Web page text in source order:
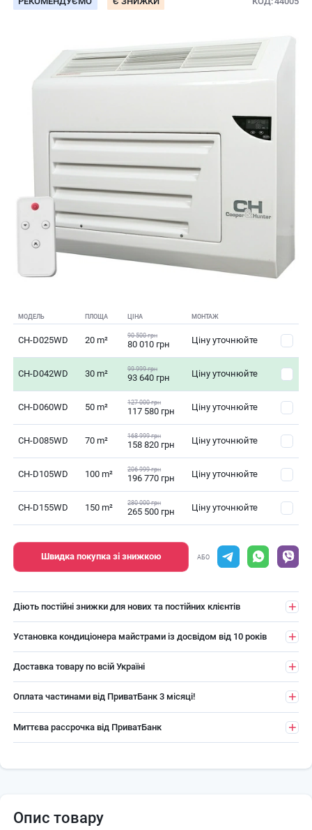
МОДЕЛЬ ПЛОЩА ЦІНА МОНТАЖ
CH-D025WD 20 m² 90 500 грн
80 010 грн Ціну уточнюйте
CH-D042WD 30 m² 99 999 грн
93 640 грн Ціну уточнюйте
CH-D060WD 50 m² 127 000 грн
117 580 грн Ціну уточнюйте
CH-D085WD 70 m² 168 999 грн
158 820 грн Ціну уточнюйте
CH-D105WD 100 m² 206 999 грн
196 770 грн Ціну уточнюйте
CH-D155WD 150 m² 280 000 грн
265 500 грн Ціну уточнюйте
Швидка покупка зі знижкою АБО
Діють постійні знижки для нових та постійних клієнтів
Установка кондиціонера майстрами із досвідом від 10 років
Доставка товару по всій Україні
Оплата частинами від ПриватБанк 3 місяці!
Миттєва рассрочка від ПриватБанк
Опис товару